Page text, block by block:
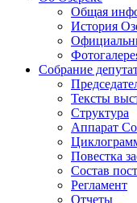
Общая
История
Собрание
Тексты
Структура
Аппарат
Повестка
Состав
Регламент
Отчеты